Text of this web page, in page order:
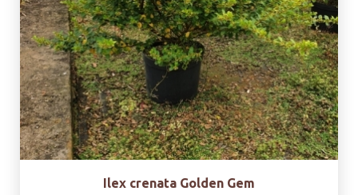
Ilex crenata Golden Gem